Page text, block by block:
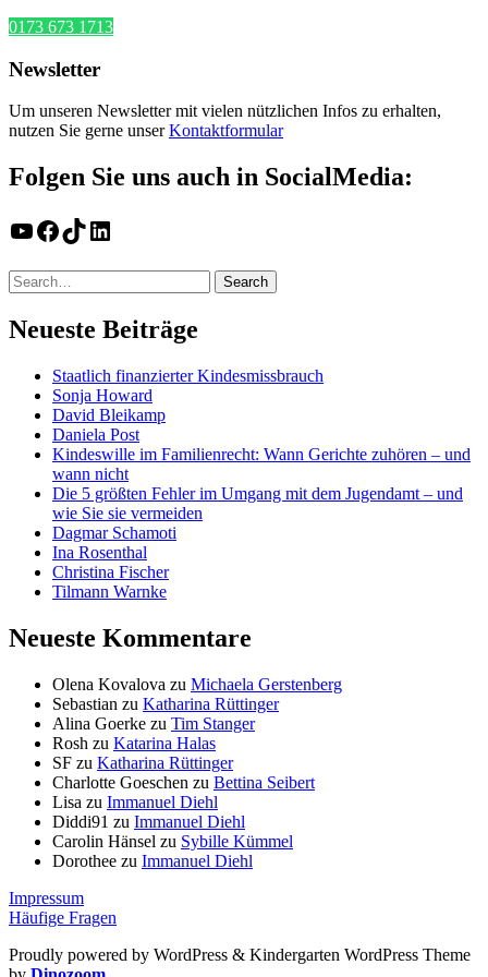
0173 673 1713
Newsletter
Um unseren Newsletter mit vielen nützlichen Infos zu erhalten,
nutzen Sie gerne unserKontaktformular
Folgen Sie uns auch in SocialMedia:
YouTube
Facebook
TikTokLinkedIn
Neueste Beiträge
Staatlich finanzierter Kindesmissbrauch
Sonja Howard
David Bleikamp
Daniela Post
Kindeswille im Familienrecht: Wann Gerichte zuhören – und
wann nicht
Die 5 größten Fehler im Umgang mit dem Jugendamt – und
wie Sie sie vermeiden
Dagmar Schamoti
Ina Rosenthal
Christina Fischer
Tilmann Warnke
Neueste Kommentare
Olena Kovalova zu Michaela Gerstenberg
Sebastian zu Katharina Rüttinger
Alina Goerke zu Tim Stanger
Rosh zu Katarina Halas
SF zu Katharina Rüttinger
Charlotte Goeschen zu Bettina Seibert
Lisa zu Immanuel Diehl
Diddi91 zu Immanuel Diehl
Carolin Hänsel zu Sybille Kümmel
Dorothee zu Immanuel Diehl
Impressum
Häufige Fragen
Proudly powered by WordPress & Kindergarten WordPress Theme